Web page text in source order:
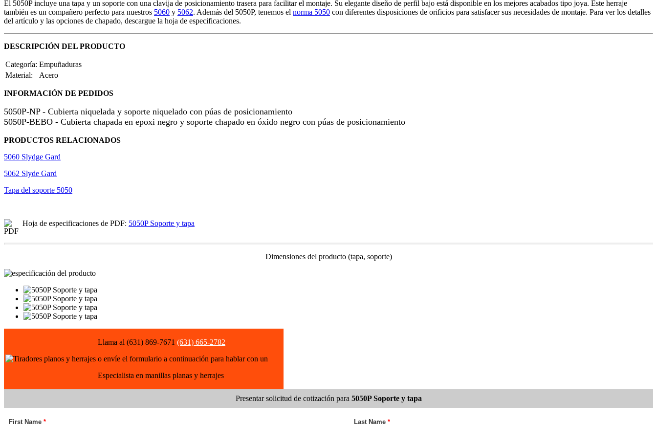
El 5050P incluye una tapa y un soporte con una clavija de posicionamiento trasera para facilitar el montaje. Su elegante diseño de perfil bajo está disponible en los mejores acabados tipo joya. Este herraje
también es un compañero perfecto para nuestros 5060 y 5062. Además del 5050P, tenemos el norma 5050 con diferentes disposiciones de orificios para satisfacer sus necesidades de montaje. Para ver los detalles
del artículo y las opciones de chapado, descargue la hoja de especificaciones.
DESCRIPCIÓN DEL PRODUCTO
Categoría: Empuñaduras
Material:
Acero
INFORMACIÓN DE PEDIDOS
5050P-NP - Cubierta niquelada y soporte niquelado con púas de posicionamiento
5050P-BEBO - Cubierta chapada en epoxi negro y soporte chapado en óxido negro con púas de posicionamiento
PRODUCTOS RELACIONADOS
5060 Slydge Gard
5062 Slyde Gard
Tapa del soporte 5050
Hoja de especificaciones de PDF: 5050P Soporte y tapa
Dimensiones del producto (tapa, soporte)
Llama al (631) 869-7671 (631) 665-2782
o envíe el formulario a continuación para hablar con un
Especialista en manillas planas y herrajes
Presentar solicitud de cotización para 5050P Soporte y tapa